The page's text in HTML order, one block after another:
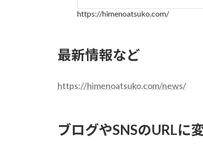
https://himenoatsuko.com/
最新情報など
https://himenoatsuko.com/news/
ブログやSNSのURLに